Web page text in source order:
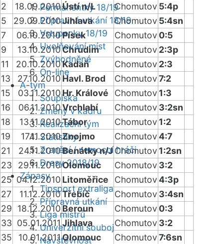
Permanentky 18/19
Přípravná utkání 18/19
Vstupenky 18/19
Uvolňování míst
Zvýhodněné
On-line
A-tým
Soupiska
Změny v kádru
Realizační tým
Statistiky
Zranění / nemocní hráči
Dresy 2018/19
Zápasy
Tipsport extraliga
Přípravná utkání
Liga mistrů
Univerzitní souboj
Návštěvnost
2 18.09.2010Ústí n/L Chomutov 5:4p
5
29.09.2010Jihlava Chomutov 5:4sn
7
06.10.2010Písek Chomutov 0:5
9
13.10.2010Chrudim Chomutov 2:3p
11
20.10.2010Kadaň Chomutov 2:3
13
27.10.2010Havl. Brod Chomutov7:2
15
03.11.2010Hr. Králové Chomutov 1:3
16
06.11.2010Vrchlabí Chomutov 3:2sn
18
13.11.2010Tábor Chomutov 1:2
19
17.11.2010Znojmo Chomutov4:7
21
24.11.2010Benátky n/JChomutov 1:2sn
23
29.11.2010Olomouc Chomutov 3:2
25 04.12.2010 Litoměřice Chomutov4:3p
27
11.12.2010Třebíč Chomutov 3:4sn
29
18.12.2010 Beroun Chomutov 0:3
33 05.01.2011 Jihlava Chomutov 3:2
35
10.01.2011Olomouc Chomutov7:6sn